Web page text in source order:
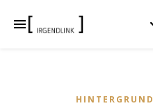
HINTERGRUND